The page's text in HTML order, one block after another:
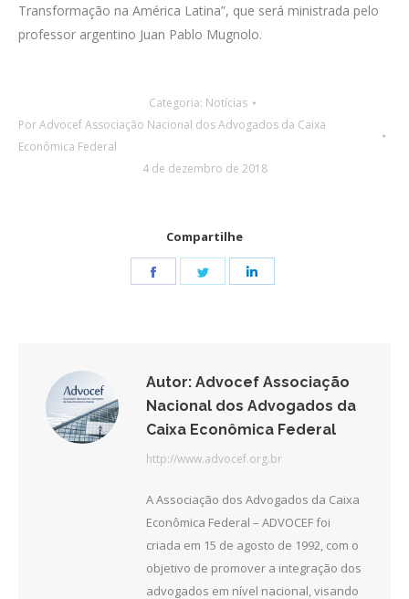
Transformação na América Latina”, que será ministrada pelo
professor argentino Juan Pablo Mugnolo.
Categoria: Notícias
PorAdvocef Associação Nacional dos Advogados da Caixa
Econômica Federal
4 de dezembro de 2018
Compartilhe
Share
Share
Autor: Advocef Associação
Nacional dos Advogados da
Caixa Econômica Federal
http://www.advocef.org.br
A Associação dos Advogados da Caixa
Econômica Federal – ADVOCEF foi
criada em 15 de agosto de 1992, com o
objetivo de promover a integração dos
advogados em nível nacional, visando